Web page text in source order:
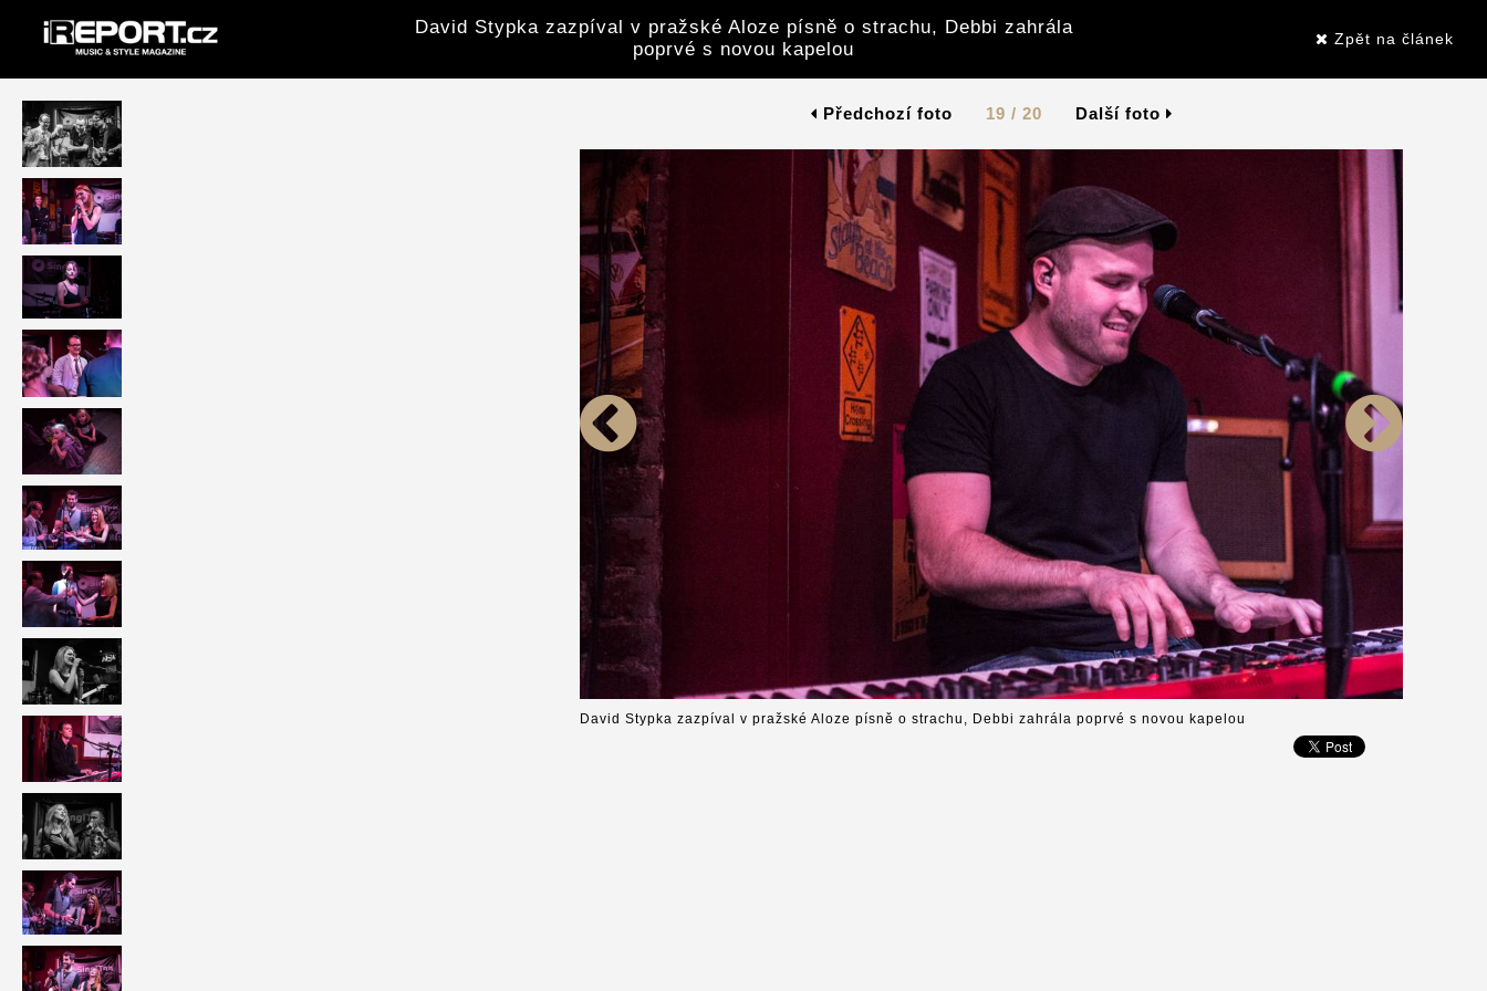
David Stypka zazpíval v pražské Aloze písně o strachu, Debbi zahrála
poprvé s novou kapelou
Zpět na článek
Předchozí foto 19 / 20 Další foto
David Stypka zazpíval v pražské Aloze písně o strachu, Debbi zahrála poprvé s novou kapelou